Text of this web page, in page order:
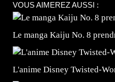
VOUS AIMEREZ AUSSI :
Le manga Kaiju No. 8
L'anime Disney Twisted-